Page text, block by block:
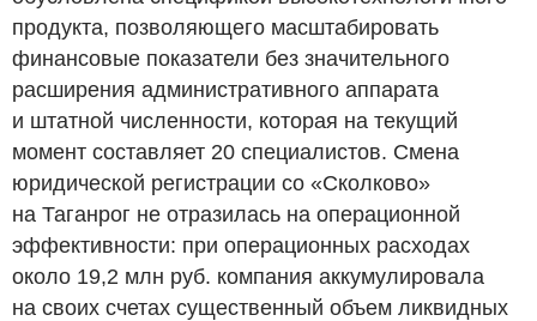
продукта, позволяющего масштабировать
финансовые показатели без значительного
расширения административного аппарата
и штатной численности, которая на текущий
момент составляет 20 специалистов. Смена
юридической регистрации со «Сколково»
на Таганрог не отразилась на операционной
эффективности: при операционных расходах
около 19,2 млн руб. компания аккумулировала
на своих счетах существенный объем ликвидных